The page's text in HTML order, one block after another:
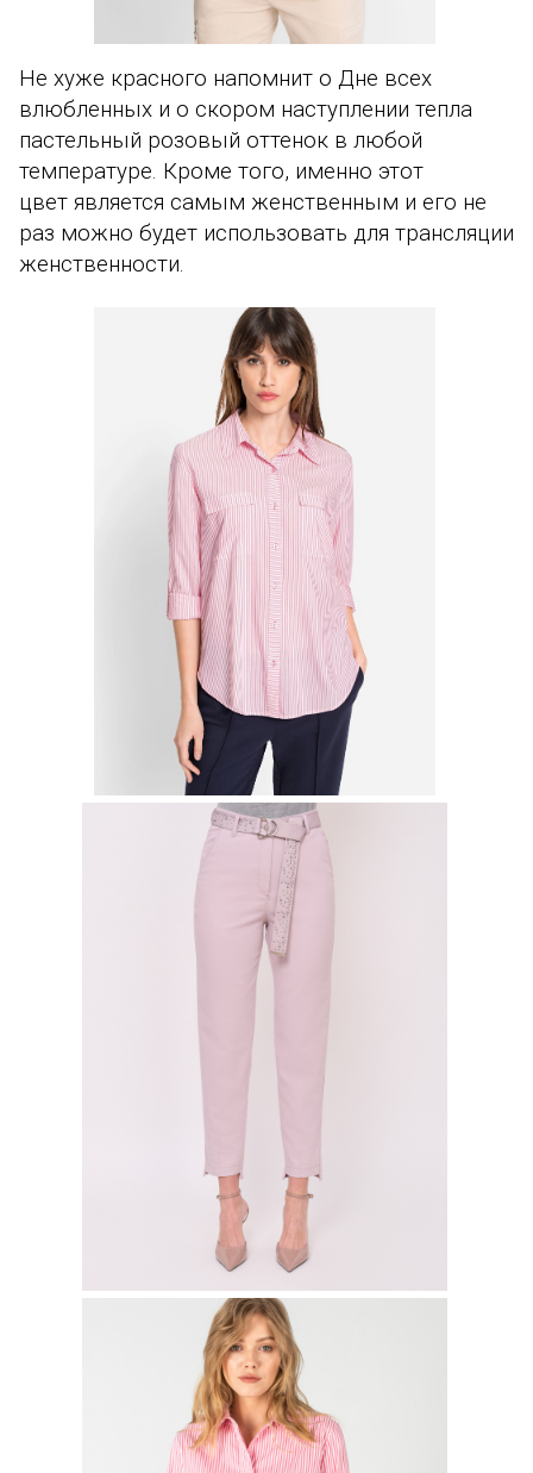
Не хуже красного напомнит о Дне всех
влюбленных и о скором наступлении тепла
пастельный розовый оттенок в любой
температуре. Кроме того, именно этот
цвет является самым женственным и его не
раз можно будет использовать для трансляции
женственности.